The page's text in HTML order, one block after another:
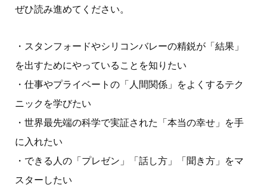
ぜひ読み進めてください。
・スタンフォードやシリコンバレーの精鋭が「結果」
を出すためにやっていることを知りたい
・仕事やプライベートの「人間関係」をよくするテク
ニックを学びたい
・世界最先端の科学で実証された「本当の幸せ」を手
に入れたい
・できる人の「プレゼン」「話し方」「聞き方」をマ
スターしたい